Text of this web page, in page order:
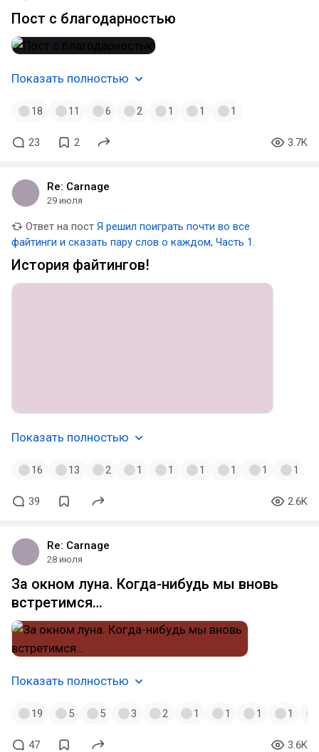
Пост с благодарностью
Показать полностью
18 11 6 2 1 1 1
23 2 3.7K
Re: Carnage
29 июля
Ответ на пост Я решил поиграть почти во все
файтинги и сказать пару слов о каждом, Часть 1.
История файтингов!
Показать полностью
16 13 2 1 1 1 1 1 1
39 2.6K
Re: Carnage
28 июля
За окном луна. Когда-нибудь мы вновь
встретимся…
Показать полностью
19 5 5 3 2 1 1 1 1
47 3.6K